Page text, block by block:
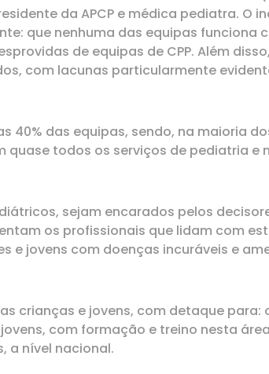
da APCP e médica pediatra. O
que nenhuma das equipas funciona
de equipas de CPP. Além
com lacunas particularmente
40% das equipas, sendo, na maioria
quase todos os serviços de pediatria e
sejam encarados pelos
os profissionais que lidam com
e jovens com doenças incuráveis e
crianças e jovens, com detaque para:
com formação e treino nesta
a nível nacional.